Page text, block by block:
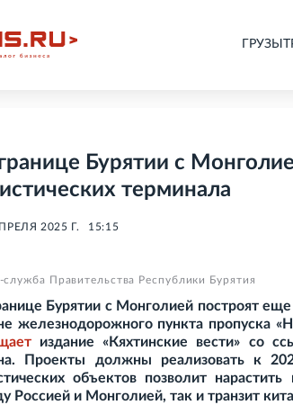
ГРУЗЫ
Бурятии с
терминала
2025 Г. 15:15
служба Правительства Республики Бурятия
Бурятии с Монголией построят
железнодорожного пункта пропуска
издание «Кяхтинские вести» со
Проекты должны реализовать к
объектов позволит
Россией и Монголией, так и транзит